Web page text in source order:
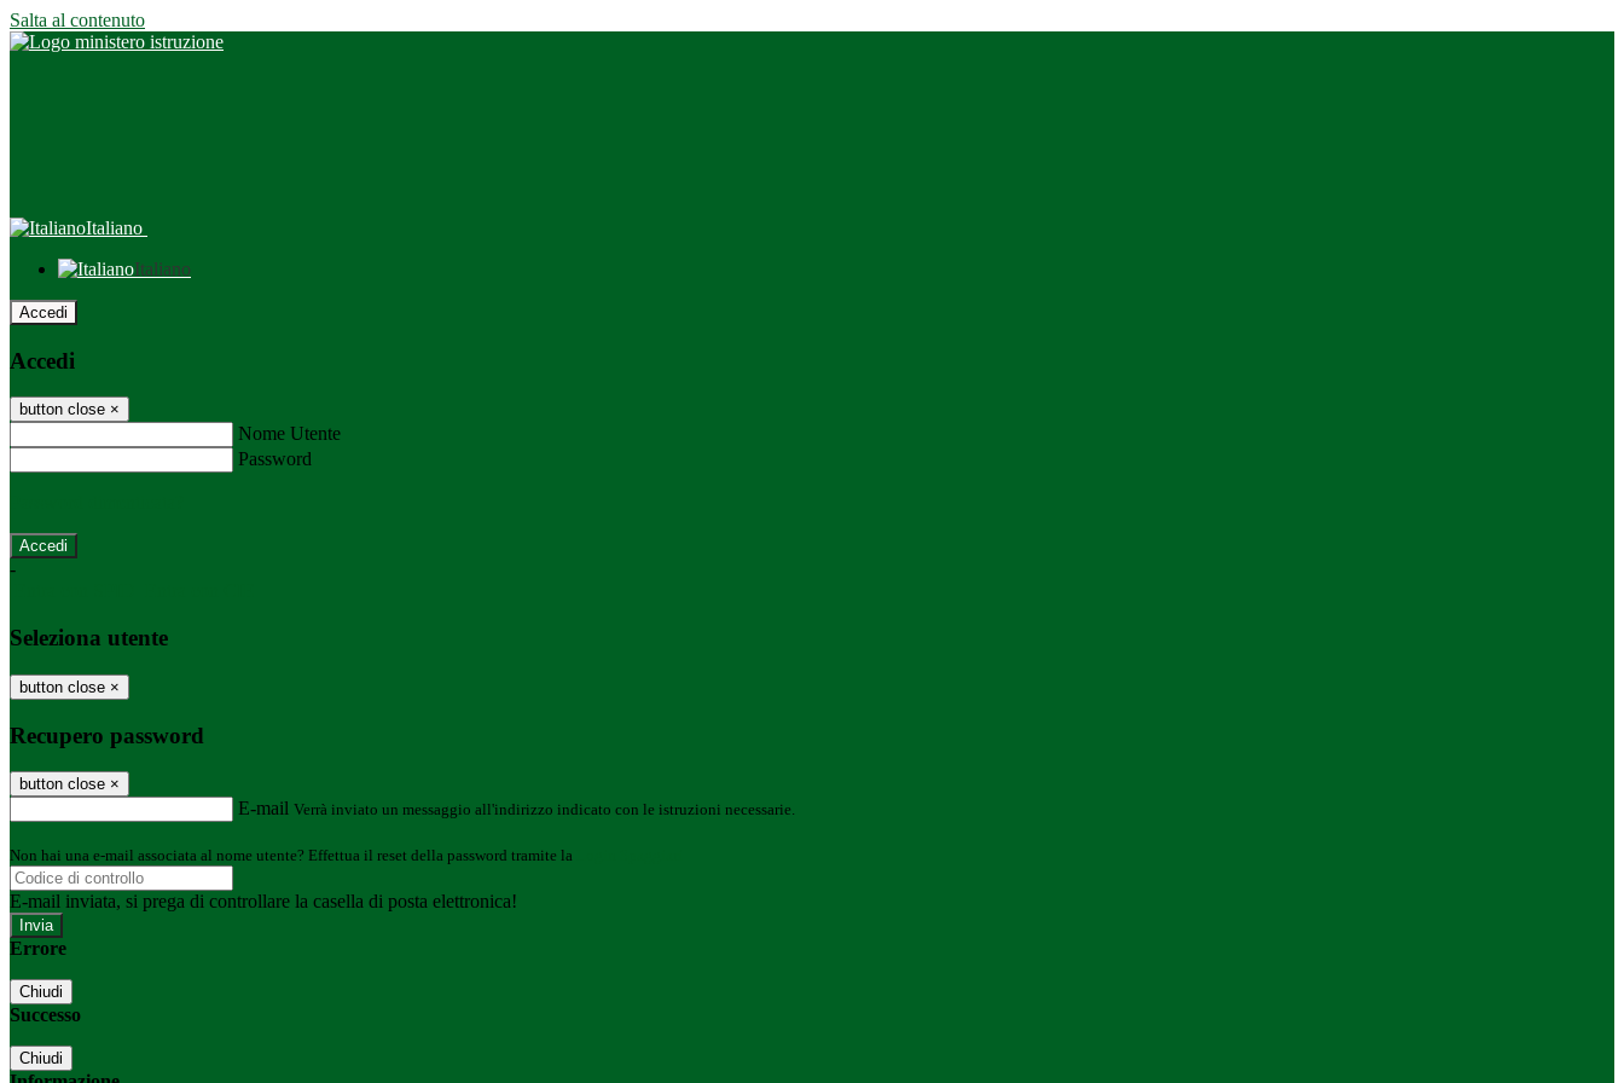
Salta al contenuto
Italiano
Italiano
Accedi
Accedi
button close ×
Nome Utente
Password
-
Seleziona utente
button close ×
Recupero password
button close ×
E-mail Verrà inviato un messaggio all'indirizzo indicato con le istruzioni necessarie.
Non hai una e-mail associata al nome utente? Effettua il reset della password tramite la
E-mail inviata, si prega di controllare la casella di posta elettronica!
Errore
Chiudi
Successo
Chiudi